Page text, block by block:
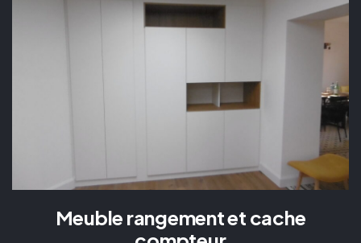
Meuble rangement et cache